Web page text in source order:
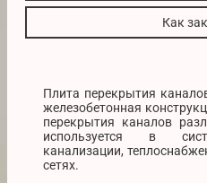
Как
Плита перекрытия
железобетонная
перекрытия каналов
используется в
канализации,
сетях.